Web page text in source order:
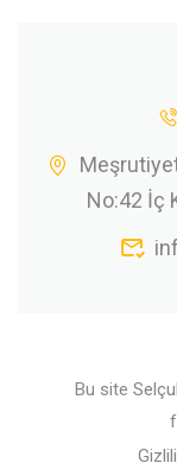
No:42 İç
Bu site